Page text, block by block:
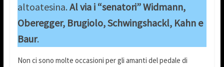
altoatesina. Al via i “senatori” Widmann,
Oberegger, Brugiolo, Schwingshackl, Kahn e
Baur.
Non ci sono molte occasioni per gli amanti del pedale di